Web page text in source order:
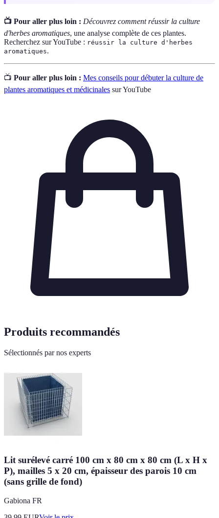
📺 Pour aller plus loin : Découvrez comment réussir la culture
d'herbes aromatiques, une analyse complète de ces plantes.
Recherchez sur YouTube : réussir la culture d'herbes
aromatiques.
📺 Pour aller plus loin : Mes conseils pour débuter la culture de
plantes aromatiques et médicinales sur YouTube
Produits recommandés
Sélectionnés par nos experts
Lit surélevé carré 100 cm x 80 cm x 80 cm (L x H x
P), mailles 5 x 20 cm, épaisseur des parois 10 cm
(sans grille de fond)
Gabiona FR